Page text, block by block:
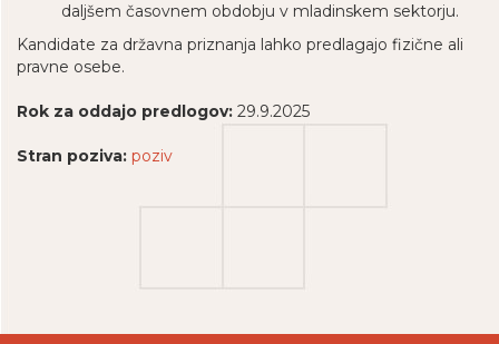
daljšem časovnem obdobju v mladinskem sektorju.
Kandidate za državna priznanja lahko predlagajo fizične ali
pravne osebe.
Rok za oddajo predlogov: 29.9.2025
Stran poziva: poziv